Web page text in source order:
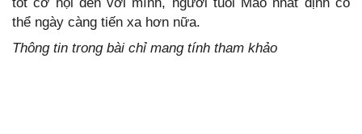
thể ngày càng tiến xa hơn nữa.
Thông tin trong bài chỉ mang tính tham khảo